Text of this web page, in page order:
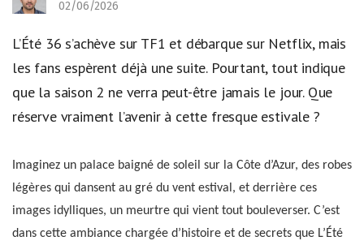
02/06/2026
L’Été 36 s’achève sur TF1 et débarque sur Netflix, mais
les fans espèrent déjà une suite. Pourtant, tout indique
que la saison 2 ne verra peut-être jamais le jour. Que
réserve vraiment l’avenir à cette fresque estivale ?
Imaginez un palace baigné de soleil sur la Côte d’Azur, des robes
légères qui dansent au gré du vent estival, et derrière ces
images idylliques, un meurtre qui vient tout bouleverser. C’est
dans cette ambiance chargée d’histoire et de secrets que L’Été